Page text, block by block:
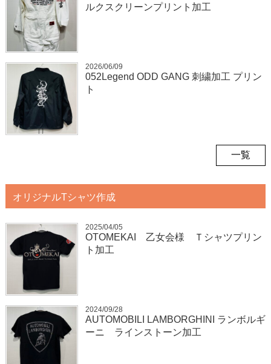
ルクスクリーンプリント加工
2026/06/09
052Legend ODD GANG 刺繍加工 プリン
ト
一覧
オリジナルTシャツ作成
2025/04/05
OTOMEKAI 乙女会様 Ｔシャツプリン
ト加工
2024/09/28
AUTOMOBILI LAMBORGHINI ランボルギ
ーニ ラインストーン加工